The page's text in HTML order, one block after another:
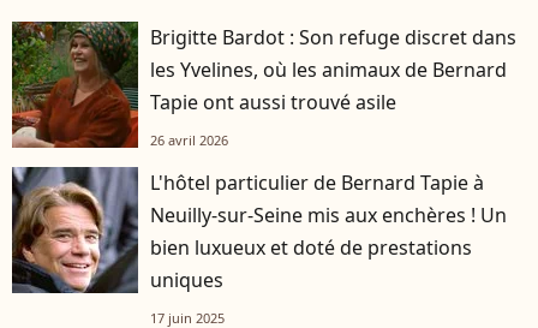
Brigitte Bardot : Son refuge discret dans
les Yvelines, où les animaux de Bernard
Tapie ont aussi trouvé asile
26 avril 2026
L'hôtel particulier de Bernard Tapie à
Neuilly-sur-Seine mis aux enchères ! Un
bien luxueux et doté de prestations
uniques
17 juin 2025